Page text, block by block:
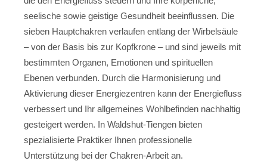
seelische sowie geistige Gesundheit beeinflussen. Die
sieben Hauptchakren verlaufen entlang der Wirbelsäule
– von der Basis bis zur Kopfkrone – und sind jeweils mit
bestimmten Organen, Emotionen und spirituellen
Ebenen verbunden. Durch die Harmonisierung und
Aktivierung dieser Energiezentren kann der Energiefluss
verbessert und Ihr allgemeines Wohlbefinden nachhaltig
gesteigert werden. In Waldshut-Tiengen bieten
spezialisierte Praktiker Ihnen professionelle
Unterstützung bei der Chakren-Arbeit an.